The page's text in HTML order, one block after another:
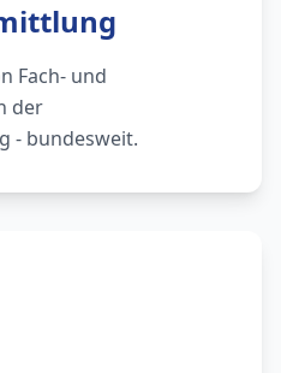
Fach- und
der
- bundesweit.